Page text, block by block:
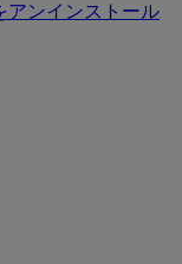
アンインストール